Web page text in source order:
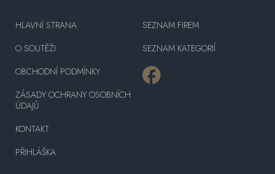
HLAVNÍ STRANA
O SOUTĚŽI
OBCHODNÍ PODMÍNKY
ZÁSADY OCHRANY OSOBNÍCH
ÚDAJŮ
KONTAKT
PŘIHLÁŠKA
SEZNAM FIREM
SEZNAM KATEGORIÍ